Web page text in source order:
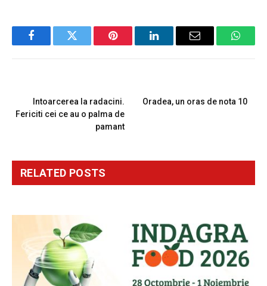
FacebookTwitter Pinterest LinkedInEmail
Intoarcerea la radacini.
Fericiti cei ce au o palma de
pamant
Oradea, un oras de nota 10
RELATED POSTS